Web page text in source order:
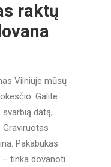
raktų
Vilniuje mūsų
Galite
datą,
Pakabukas
tinka dovanoti